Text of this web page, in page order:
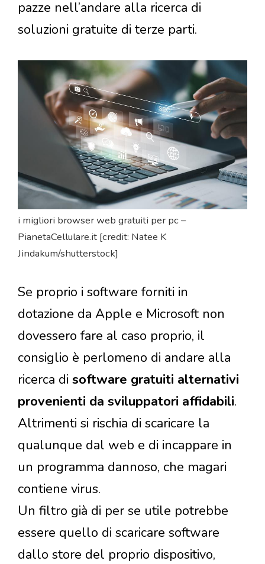
pazze nell’andare alla ricerca di
soluzioni gratuite di terze parti.
i migliori browser web gratuiti per pc –
PianetaCellulare.it [credit: Natee K
Jindakum/shutterstock]
Se proprio i software forniti in
dotazione da Apple e Microsoft non
dovessero fare al caso proprio, il
consiglio è perlomeno di andare alla
ricerca di software gratuiti alternativi
provenienti da sviluppatori affidabili.
Altrimenti si rischia di scaricare la
qualunque dal web e di incappare in
un programma dannoso, che magari
contiene virus.
Un filtro già di per se utile potrebbe
essere quello di scaricare software
dallo store del proprio dispositivo,